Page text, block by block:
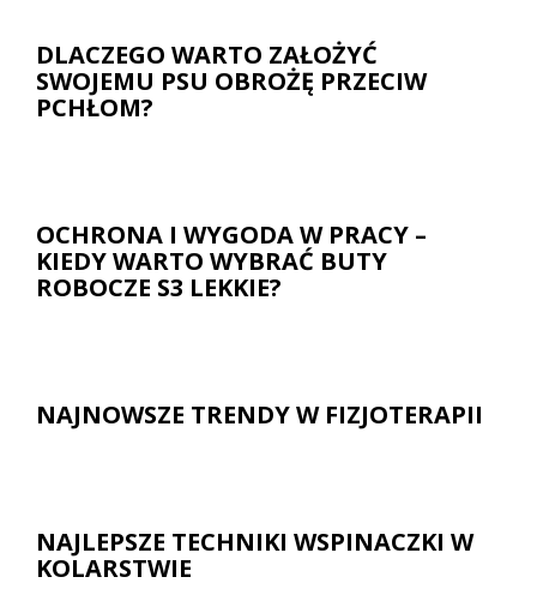
DLACZEGO WARTO ZAŁOŻYĆ
SWOJEMU PSU OBROŻĘ PRZECIW
PCHŁOM?
OCHRONA I WYGODA W PRACY –
KIEDY WARTO WYBRAĆ BUTY
ROBOCZE S3 LEKKIE?
NAJNOWSZE TRENDY W FIZJOTERAPII
NAJLEPSZE TECHNIKI WSPINACZKI W
KOLARSTWIE